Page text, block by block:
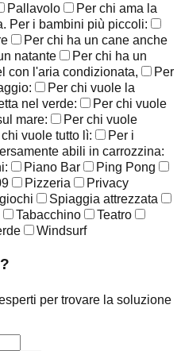
Pallavolo
Per chi ama la
Per i bambini più piccoli:
Per chi ha un cane anche
natante
Per chi ha un
con l'aria condizionata,
Per
Per chi vuole la
nel verde:
Per chi vuole
mare:
Per chi vuole
chi vuole tutto lì:
Per i
abili in carrozzina:
Piano Bar
Ping Pong
Pizzeria
Privacy
Spiaggia attrezzata
Tabacchino
Teatro
Windsurf
per trovare la soluzione